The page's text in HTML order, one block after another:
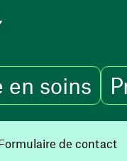
en soins
de contact